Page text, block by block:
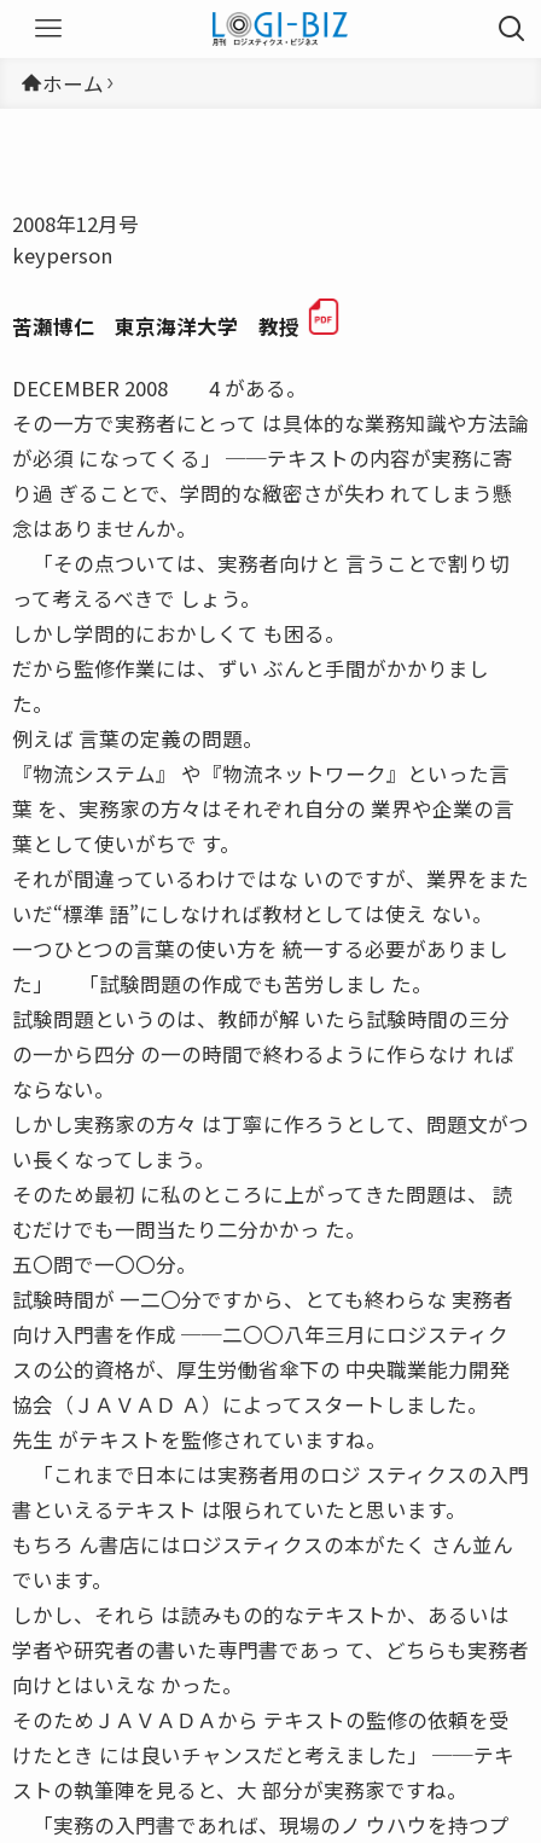
ホーム
2008年12月号
keyperson
苦瀬博仁 東京海洋大学 教授
DECEMBER 2008 4 がある。
その一方で実務者にとって は具体的な業務知識や方法論
が必須 になってくる」 ──テキストの内容が実務に寄
り過 ぎることで、学問的な緻密さが失わ れてしまう懸
念はありませんか。
「その点ついては、実務者向けと 言うことで割り切
って考えるべきで しょう。
しかし学問的におかしくて も困る。
だから監修作業には、ずい ぶんと手間がかかりまし
た。
例えば 言葉の定義の問題。
『物流システム』 や『物流ネットワーク』といった言
葉 を、実務家の方々はそれぞれ自分の 業界や企業の言
葉として使いがちで す。
それが間違っているわけではな いのですが、業界をまた
いだ“標準 語”にしなければ教材としては使え ない。
一つひとつの言葉の使い方を 統一する必要がありまし
た」 「試験問題の作成でも苦労しまし た。
試験問題というのは、教師が解 いたら試験時間の三分
の一から四分 の一の時間で終わるように作らなけ れば
ならない。
しかし実務家の方々 は丁寧に作ろうとして、問題文がつ
い長くなってしまう。
そのため最初 に私のところに上がってきた問題は、 読
むだけでも一問当たり二分かかっ た。
五〇問で一〇〇分。
試験時間が 一二〇分ですから、とても終わらな 実務者
向け入門書を作成 ──二〇〇八年三月にロジスティク
スの公的資格が、厚生労働省傘下の 中央職業能力開発
協会（ＪＡＶＡＤ Ａ）によってスタートしました。
先生 がテキストを監修されていますね。
「これまで日本には実務者用のロジ スティクスの入門
書といえるテキスト は限られていたと思います。
もちろ ん書店にはロジスティクスの本がたく さん並ん
でいます。
しかし、それら は読みもの的なテキストか、あるいは
学者や研究者の書いた専門書であっ て、どちらも実務者
向けとはいえな かった。
そのためＪＡＶＡＤＡから テキストの監修の依頼を受
けたとき には良いチャンスだと考えました」 ──テキ
ストの執筆陣を見ると、大 部分が実務家ですね。
「実務の入門書であれば、現場のノ ウハウを持つプ